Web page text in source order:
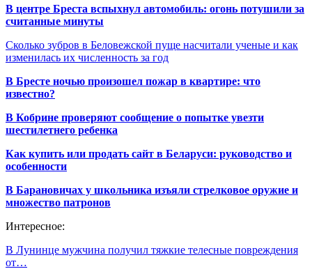
В центре Бреста вспыхнул автомобиль: огонь потушили за
считанные минуты
Сколько зубров в Беловежской пуще насчитали ученые и как
изменилась их численность за год
В Бресте ночью произошел пожар в квартире: что
известно?
В Кобрине проверяют сообщение о попытке увезти
шестилетнего ребенка
Как купить или продать сайт в Беларуси: руководство и
особенности
В Барановичах у школьника изъяли стрелковое оружие и
множество патронов
Интересное:
В Лунинце мужчина получил тяжкие телесные повреждения
от…